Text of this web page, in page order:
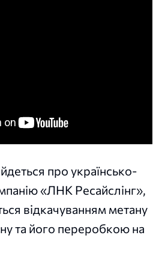
про українсько-
«ЛНК Ресайслінг»,
відкачуванням метану
та його переробкою на